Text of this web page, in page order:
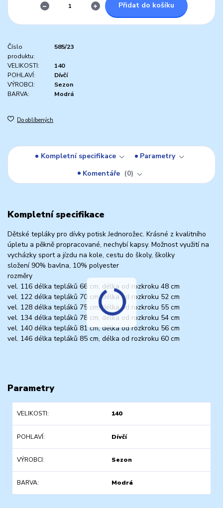
Přidat do košíku
Číslo
produktu:
585/23
VELIKOSTI:
140
POHLAVÍ:
Dívčí
VÝROBCI:
Sezon
BARVA:
Modrá
Do oblíbených
Kompletní specifikace
Parametry
Komentáře
0
Kompletní specifikace
Dětské tepláky pro dívky potisk Jednorožec. Krásné z kvalitního
úpletu a pěkně propracované, nechybí kapsy. Možnost využití na
vycházky sport a jízdu na kole, cestu do školy, školky
složení 90% bavlna, 10% polyester
rozměry
vel. 116 délka tepláků 66 cm, délka od rozkroku 48 cm
vel. 122 délka tepláků 70 cm, délka od rozkroku 52 cm
vel. 128 délka tepláků 75 cm, délka od rozkroku 55 cm
vel. 134 délka tepláků 78 cm, délka od rozkroku 54 cm
vel. 140 délka tepláků 81 cm, délka od rozkroku 56 cm
vel. 146 délka tepláků 85 cm, délka od rozkroku 60 cm
Parametry
VELIKOSTI 140
POHLAVÍ Dívčí
VÝROBCI Sezon
BARVA Modrá